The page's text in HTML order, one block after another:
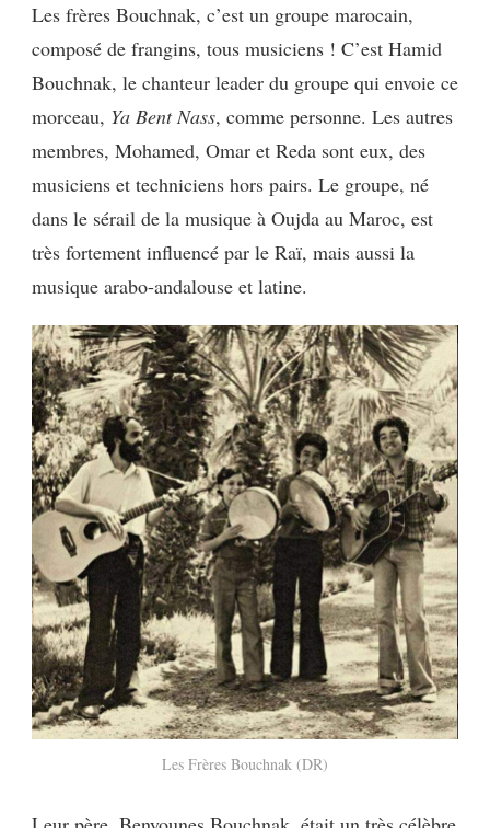
Les frères Bouchnak, c’est un groupe marocain,
composé de frangins, tous musiciens ! C’est Hamid
Bouchnak, le chanteur leader du groupe qui envoie ce
morceau, Ya Bent Nass, comme personne. Les autres
membres, Mohamed, Omar et Reda sont eux, des
musiciens et techniciens hors pairs. Le groupe, né
dans le sérail de la musique à Oujda au Maroc, est
très fortement influencé par le Raï, mais aussi la
musique arabo-andalouse et latine.
Les Frères Bouchnak (DR)